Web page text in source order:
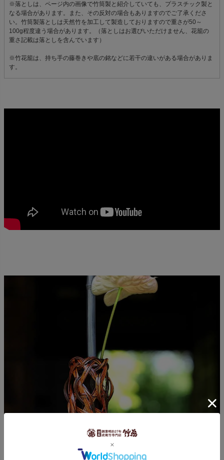
※落としは、ページ内の画像で竹筒製と紹介していても、プラスチック製と
なる場合があります。また、その反対の場合もありますのでご了承くださ
い。竹筒製落としは天然竹を加工して製造しておりますので重さが50～
100g程度違う場合があります。（落としはお選びいただけません、花籠の
重さ記載は落としを含んでいます）
※竹花籠は、持ち手の藤巻きや底の銘などに若干の違いがある場合がありま
す。